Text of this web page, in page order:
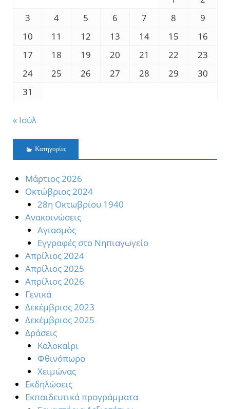
3
4 5 6 7 8
9
10
11 12 13 14 15
16
17
18 19 20 21 22
23
24
25 26 27 28 29
30
31
« Ιούλ
Kατηγορίες
Mάρτιος 2026
Oκτώβριος 2024
28η Οκτωβρίου 1940
Ανακοινώσεις
Αγιασμός
Εγγραφές στο Νηπιαγωγείο
Απρίλιος 2024
Απρίλιος 2025
Απρίλιος 2026
Γενικά
Δεκέμβριος 2023
Δεκέμβριος 2025
Δράσεις
Καλοκαίρι
Φθινόπωρο
Χειμώνας
Εκδηλώσεις
Εκπαιδευτικά προγράμματα